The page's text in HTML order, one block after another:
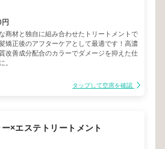
商材と独自に組み合わせたトリートメントで
矯正後のアフターケアとして最適です！高濃
改善成分配合のカラーでダメージを抑えた仕
。
タップして空席を確認
×エステトリートメント